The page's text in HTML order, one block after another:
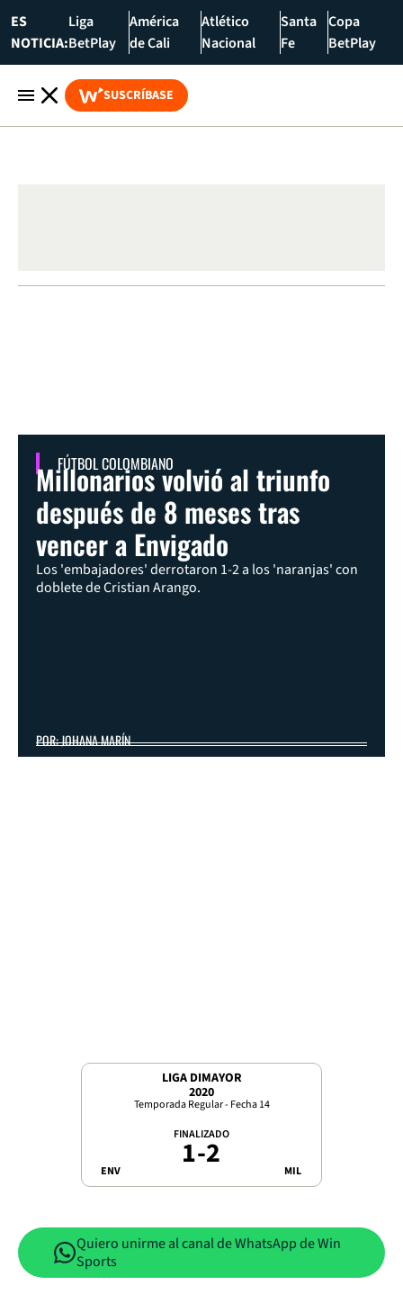
ES
NOTICIA:
Liga
BetPlay
América
de Cali
Atlético
Nacional
Santa
Fe
Copa
BetPlay
SUSCRÍBASE
FÚTBOL COLOMBIANO
Millonarios volvió al triunfo
después de 8 meses tras
vencer a Envigado
Los 'embajadores' derrotaron 1-2 a los 'naranjas' con
doblete de Cristian Arango.
POR: JOHANA MARÍN
LIGA DIMAYOR
2020
Temporada Regular - Fecha 14
ENV
FINALIZADO
1-2 MIL
Quiero unirme al canal de WhatsApp de Win
Sports